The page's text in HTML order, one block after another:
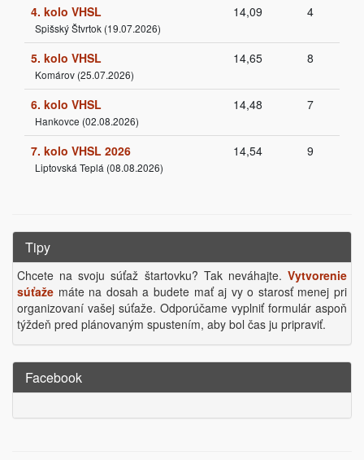
4. kolo VHSL
Spišský Štvrtok (19.07.2026)
14,09 4
5. kolo VHSL
Komárov (25.07.2026)
14,65 8
6. kolo VHSL
Hankovce (02.08.2026)
14,48 7
7. kolo VHSL 2026
Liptovská Teplá (08.08.2026)
14,54 9
Tipy
Chcete na svoju súťaž štartovku? Tak neváhajte. Vytvorenie
súťaže máte na dosah a budete mať aj vy o starosť menej pri
organizovaní vašej súťaže. Odporúčame vyplniť formulár aspoň
týždeň pred plánovaným spustením, aby bol čas ju pripraviť.
Facebook